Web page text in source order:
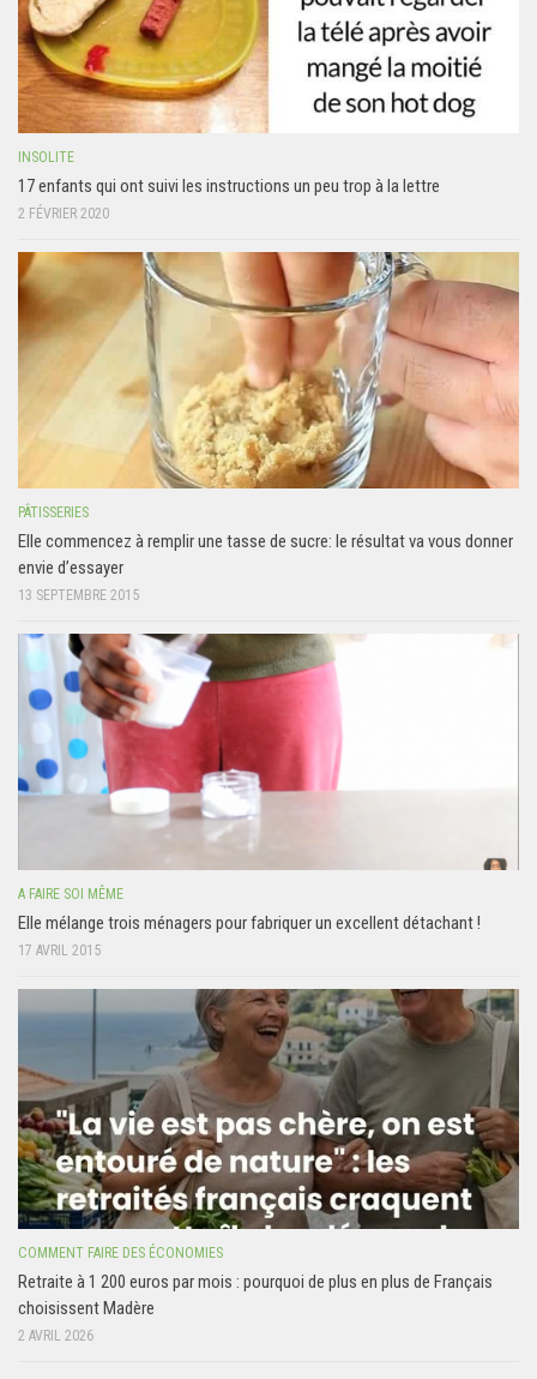
INSOLITE
17 enfants qui ont suivi les instructions un peu trop à la lettre
2 FÉVRIER 2020
PÂTISSERIES
Elle commencez à remplir une tasse de sucre: le résultat va vous donner
envie d’essayer
13 SEPTEMBRE 2015
A FAIRE SOI MÊME
Elle mélange trois ménagers pour fabriquer un excellent détachant !
17 AVRIL 2015
COMMENT FAIRE DES ÉCONOMIES
Retraite à 1 200 euros par mois : pourquoi de plus en plus de Français
choisissent Madère
2 AVRIL 2026